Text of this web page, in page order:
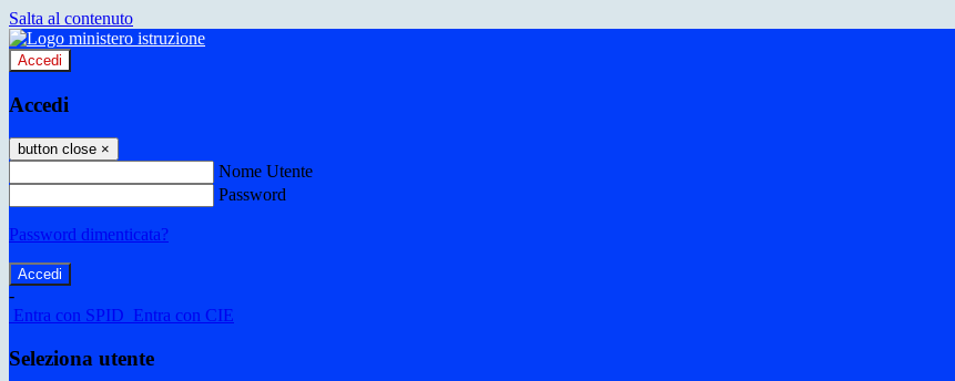
Salta al contenuto
Accedi
Accedi
button close ×
Nome Utente
Password
Password dimenticata?
-
Entra con SPID Entra con CIE
Seleziona utente